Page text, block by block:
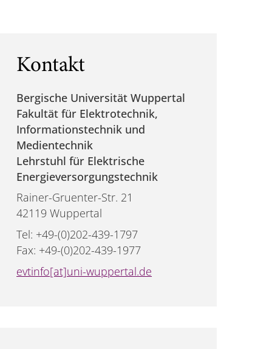
Kontakt
Bergische Universität Wuppertal
Fakultät für Elektrotechnik,
Informationstechnik und
Medientechnik
Lehrstuhl für Elektrische
Energieversorgungstechnik
Rainer-Gruenter-Str. 21
42119 Wuppertal
Tel: +49-(0)202-439-1797
Fax: +49-(0)202-439-1977
evtinfo[at]uni-wuppertal.de